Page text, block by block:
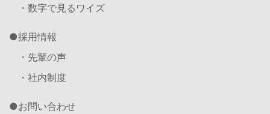
・数字で見るワイズ
採用情報
・先輩の声
・社内制度
お問い合わせ